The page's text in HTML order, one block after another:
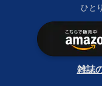
ひと
雑誌